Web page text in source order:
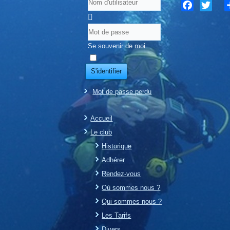
Se souvenir de moi
S'identifier
Mot de passe perdu
Accueil
Le club
Historique
Adhérer
Rendez-vous
Où sommes nous ?
Qui sommes nous ?
Les Tarifs